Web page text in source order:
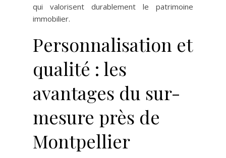
qui valorisent durablement le patrimoine
immobilier.
Personnalisation et
qualité : les
avantages du sur-
mesure près de
Montpellier